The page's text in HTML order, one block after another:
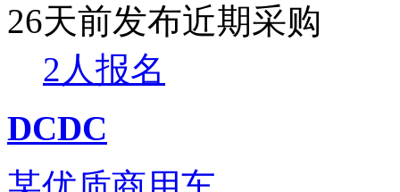
26天前发布近期采购
2人报名
DCDC